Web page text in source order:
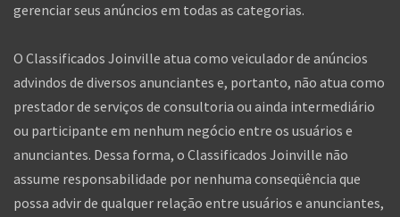
gerenciar seus anúncios em todas as categorias.
O Classificados Joinville atua como veiculador de anúncios
advindos de diversos anunciantes e, portanto, não atua como
prestador de serviços de consultoria ou ainda intermediário
ou participante em nenhum negócio entre os usuários e
anunciantes. Dessa forma, o Classificados Joinville não
assume responsabilidade por nenhuma conseqüência que
possa advir de qualquer relação entre usuários e anunciantes,